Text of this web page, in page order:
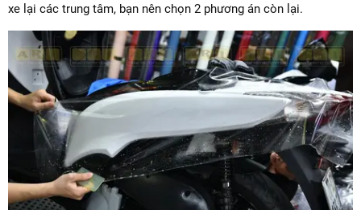
xe lại các trung tâm, bạn nên chọn 2 phương án còn lại.